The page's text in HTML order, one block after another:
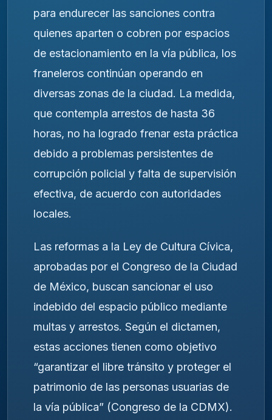
para endurecer las sanciones contra
quienes aparten o cobren por espacios
de estacionamiento en la vía pública, los
franeleros continúan operando en
diversas zonas de la ciudad. La medida,
que contempla arrestos de hasta 36
horas, no ha logrado frenar esta práctica
debido a problemas persistentes de
corrupción policial y falta de supervisión
efectiva, de acuerdo con autoridades
locales.
Las reformas a la Ley de Cultura Cívica,
aprobadas por el Congreso de la Ciudad
de México, buscan sancionar el uso
indebido del espacio público mediante
multas y arrestos. Según el dictamen,
estas acciones tienen como objetivo
“garantizar el libre tránsito y proteger el
patrimonio de las personas usuarias de
la vía pública” (Congreso de la CDMX).